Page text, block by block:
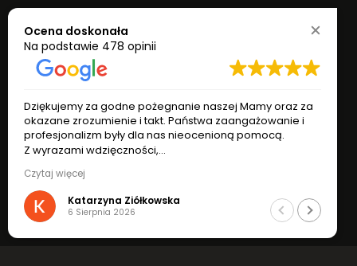
Ocena doskonała
Na podstawie 478 opinii
Dziękujemy za godne pożegnanie naszej Mamy oraz za
okazane zrozumienie i takt. Państwa zaangażowanie i
profesjonalizm były dla nas nieocenioną pomocą.
Z wyrazami wdzięczności,
Czytaj więcej
Katarzyna Ziółkowska
6 Sierpnia 2026